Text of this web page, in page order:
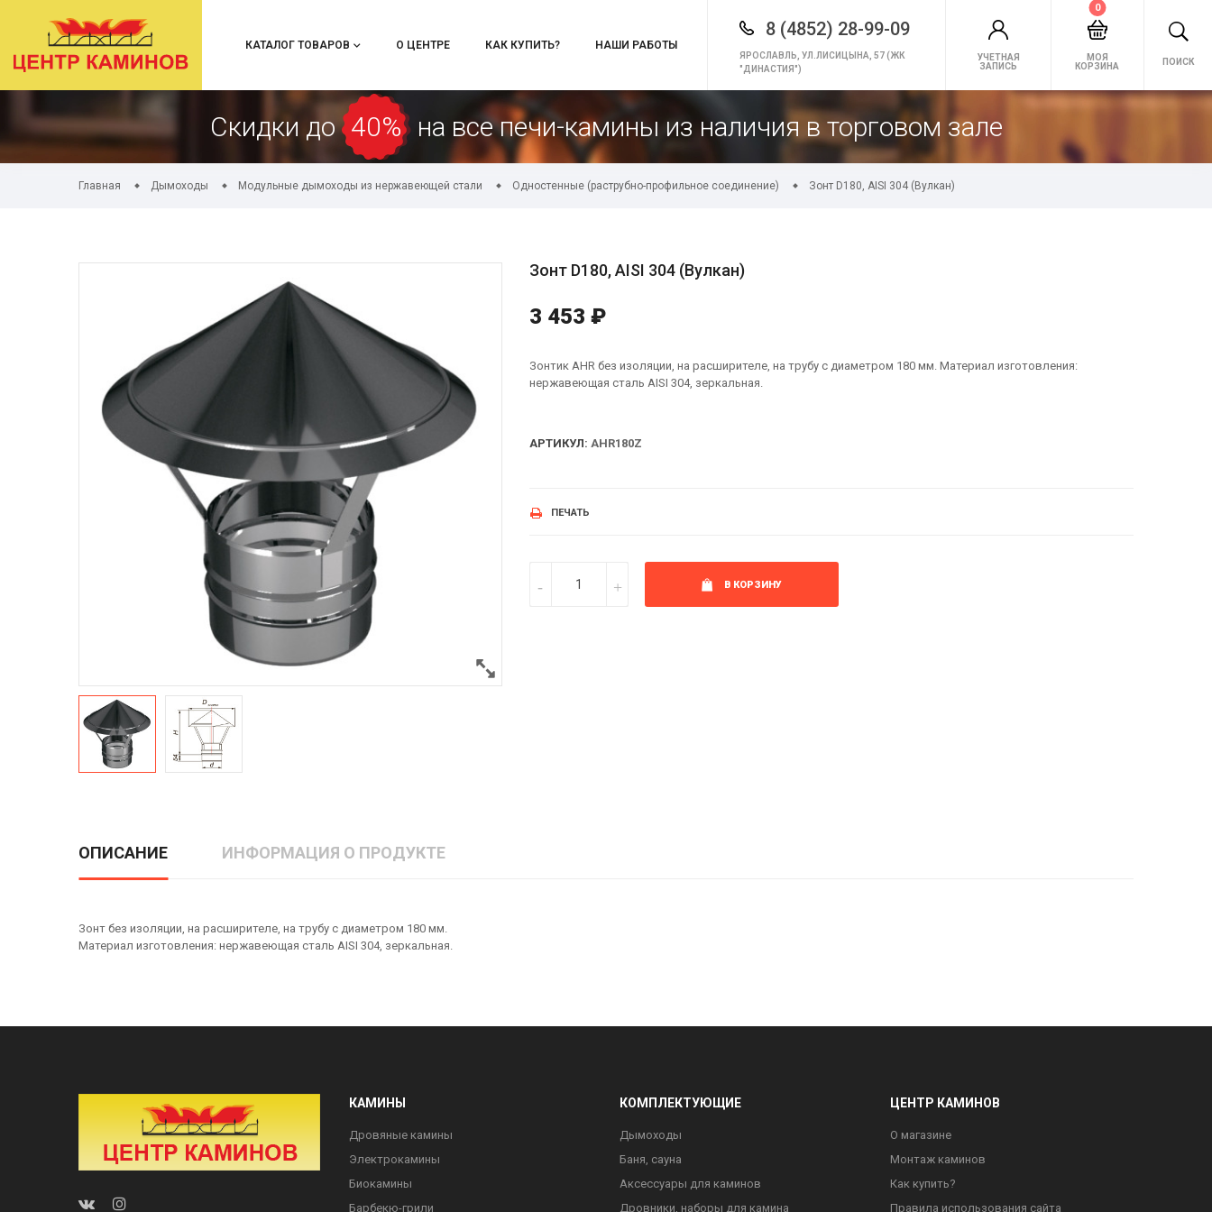
КАТАЛОГ ТОВАРОВ О ЦЕНТРЕ КАК КУПИТЬ? НАШИ РАБОТЫ
8 (4852) 28-99-09
ЯРОСЛАВЛЬ, УЛ.ЛИСИЦЫНА, 57 (ЖК
"ДИНАСТИЯ")
УЧЕТНАЯ
ЗАПИСЬ
МОЯ
КОРЗИНА
0
ПОИСК
Скидки до 40% на все печи-камины из наличия в торговом зале
Главная Дымоходы Модульные дымоходы из нержавеющей стали Одностенные (раструбно-профильное соединение) Зонт D180, AISI 304 (Вулкан)
Зонт D180, AISI 304 (Вулкан)
3 453 ₽
Зонтик AHR без изоляции, на расширителе, на трубу с диаметром 180 мм. Материал изготовления:
нержавеющая сталь AISI 304, зеркальная.
АРТИКУЛ: AHR180Z
ПЕЧАТЬ
В КОРЗИНУ
ОПИСАНИЕ ИНФОРМАЦИЯ О ПРОДУКТЕ
Зонт без изоляции, на расширителе, на трубу с диаметром 180 мм.
Материал изготовления: нержавеющая сталь AISI 304, зеркальная.
КАМИНЫ
Дровяные камины
Электрокамины
Биокамины
Барбекю-грили
КОМПЛЕКТУЮЩИЕ
Дымоходы
Баня, сауна
Аксессуары для каминов
Дровники, наборы для камина
ЦЕНТР КАМИНОВ
О магазине
Монтаж каминов
Как купить?
Правила использования сайта